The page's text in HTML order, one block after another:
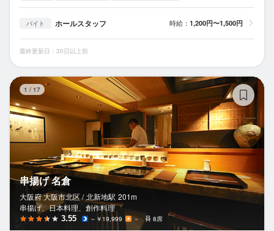
バイト ホールスタッフ 時給： 1,200円〜1,500円
最終更新日：30日以上前
1 / 17
串揚げ 名倉
大阪府 大阪市北区 / 北新地駅 201m
串揚げ、日本料理、創作料理
3.55 ～￥19,999 － 8席